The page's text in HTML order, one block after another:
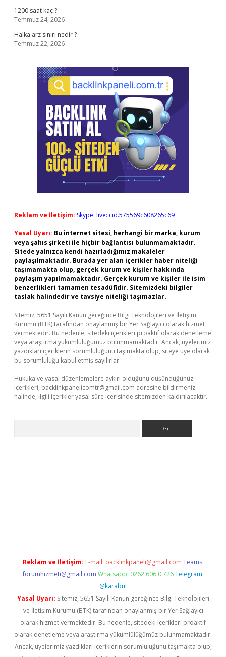
1200 saat kaç ?
Temmuz 24, 2026
Halka arz sınırı nedir ?
Temmuz 22, 2026
Reklam ve İletişim: Skype: live:.cid.575569c608265c69
Yasal Uyarı: Bu internet sitesi, herhangi bir marka, kurum
veya şahıs şirketi ile hiçbir bağlantısı bulunmamaktadır.
Sitede yalnızca kendi hazırladığımız makaleler
paylaşılmaktadır. Burada yer alan içerikler haber niteliği
taşımamakta olup, gerçek kurum ve kişiler hakkında
paylaşım yapılmamaktadır. Gerçek kurum ve kişiler ile isim
benzerlikleri tamamen tesadüfidir. Sitemizdeki bilgiler
taslak halindedir ve tavsiye niteliği taşımazlar.
Sitemiz, 5651 Sayılı Kanun gereğince Bilgi Teknolojileri ve İletişim
Kurumu (BTK) tarafından onaylanmış bir Yer Sağlayıcı olarak hizmet
vermektedir. Bu nedenle, sitedeki içerikleri proaktif olarak denetleme
veya araştırma yükümlülüğümüz bulunmamaktadır. Ancak, üyelerimiz
yazdıkları içeriklerin sorumluluğunu taşımakta olup, siteye üye olarak
bu sorumluluğu kabul etmiş sayılırlar.
Hukuka ve yasal düzenlemelere aykırı olduğunu düşündüğünüz
içerikleri, backlinkpanelicomtr@gmail.com adresine bildirmeniz
halinde, ilgili içerikler yasal süre içerisinde sitemizden kaldırılacaktır.
Reklam ve İletişim: E-mail: backlinkpaneli@gmail.com Teams:
forumhizmeti@gmail.com Whatsapp: 0262 606 0 726 Telegram:
@karabul
Yasal Uyarı: Sitemiz, 5651 Sayılı Kanun gereğince Bilgi Teknolojileri
ve İletişim Kurumu (BTK) tarafından onaylanmış bir Yer Sağlayıcı
olarak hizmet vermektedir. Bu nedenle, sitedeki içerikleri proaktif
olarak denetleme veya araştırma yükümlülüğümüz bulunmamaktadır.
Ancak, üyelerimiz yazdıkları içeriklerin sorumluluğunu taşımakta olup,